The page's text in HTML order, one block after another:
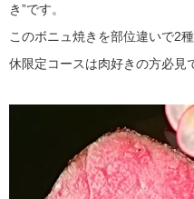
き”です。
このボニュ焼きを部位違いで2
休限定コースは肉好きの方必見